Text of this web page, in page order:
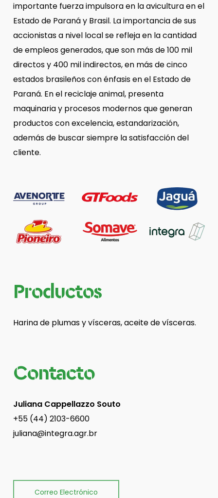
importante fuerza impulsora en la avicultura en el
Estado de Paraná y Brasil. La importancia de sus
accionistas a nivel local se refleja en la cantidad
de empleos generados, que son más de 100 mil
directos y 400 mil indirectos, en más de cinco
estados brasileños con énfasis en el Estado de
Paraná. En el reciclaje animal, presenta
maquinaria y procesos modernos que generan
productos con excelencia, estandarización,
además de buscar siempre la satisfacción del
cliente.
Productos
Harina de plumas y vísceras, aceite de vísceras.
Contacto
Juliana Cappellazzo Souto
+55 (44) 2103-6600
juliana@integra.agr.br
Correo Electrónico